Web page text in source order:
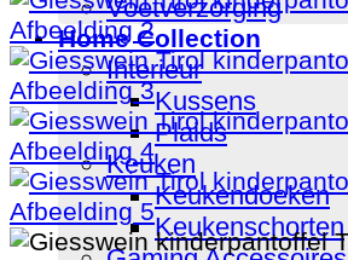
Voetverzorging
Home Collection
Interieur
Kussens
Plaids
Keuken
Keukendoeken
Keukenschorten